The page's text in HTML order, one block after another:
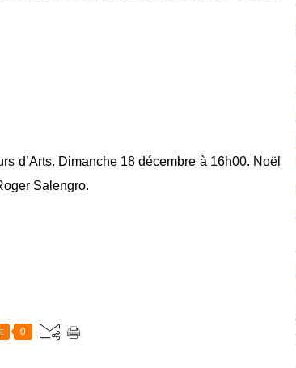
d’Arts. Dimanche 18 décembre à 16h00. Noël
Salengro.
0